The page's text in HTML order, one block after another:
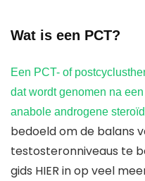
Wat is een PCT?
Een PCT- of
dat wordt genomen na
anabole androgene
bedoeld om de balans
testosteronniveaus te
gids HIER in op veel